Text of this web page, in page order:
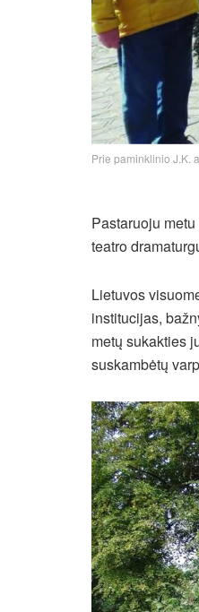
Prie paminklinio J.K.
Pastaruoju
teatro
Lietuvos
institucijas,
metų sukakties
suskambėtų